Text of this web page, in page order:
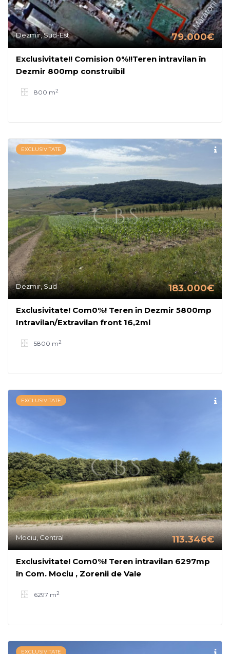
Dezmir, Sud-Est 79.000€
Exclusivitate!! Comision 0%!!Teren intravilan în
Dezmir 800mp construibil
800 m2
EXCLUSIVITATE
Dezmir, Sud 183.000€
Exclusivitate! Com0%! Teren în Dezmir 5800mp
Intravilan/Extravilan front 16,2ml
5800 m2
EXCLUSIVITATE
Mociu, Central 113.346€
Exclusivitate! Com0%! Teren intravilan 6297mp
în Com. Mociu , Zorenii de Vale
6297 m2
EXCLUSIVITATE